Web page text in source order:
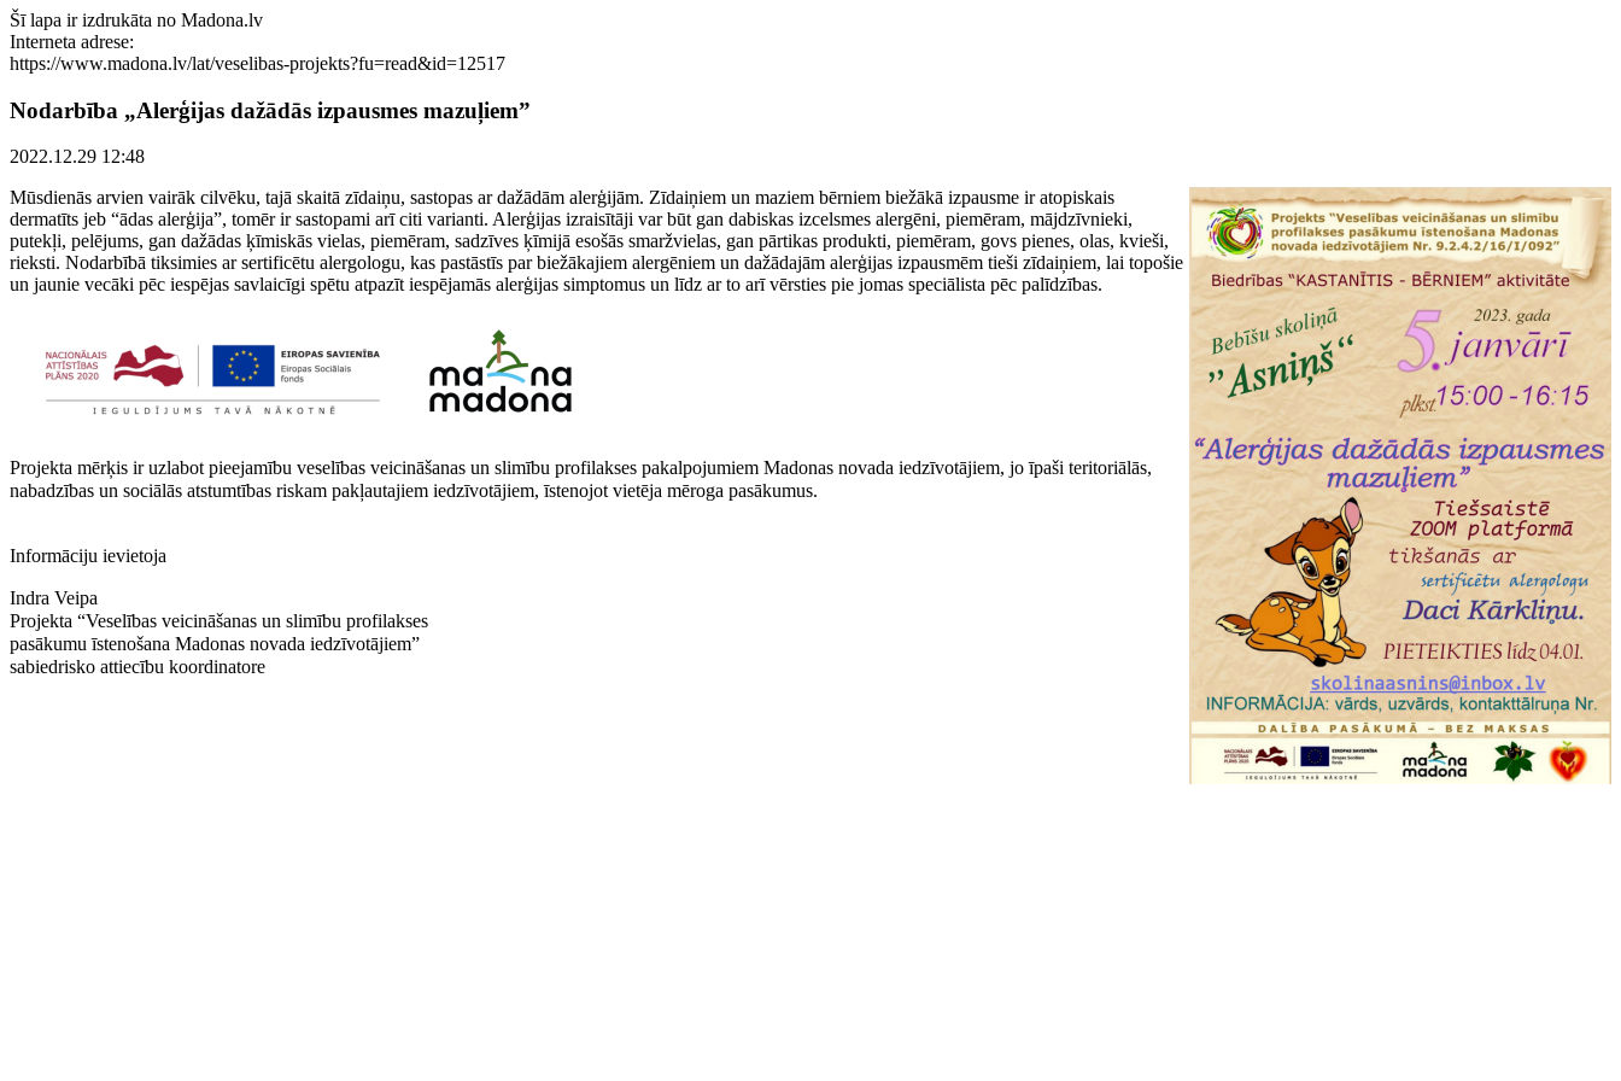
Šī lapa ir izdrukāta no Madona.lv
Interneta adrese:
https://www.madona.lv/lat/veselibas-projekts?fu=read&id=12517
Nodarbība „Alerģijas dažādās izpausmes mazuļiem”
2022.12.29 12:48
Mūsdienās arvien vairāk cilvēku, tajā skaitā zīdaiņu, sastopas ar dažādām alerģijām. Zīdaiņiem un maziem bērniem biežākā izpausme ir atopiskais
dermatīts jeb “ādas alerģija”, tomēr ir sastopami arī citi varianti. Alerģijas izraisītāji var būt gan dabiskas izcelsmes alergēni, piemēram, mājdzīvnieki,
putekļi, pelējums, gan dažādas ķīmiskās vielas, piemēram, sadzīves ķīmijā esošās smaržvielas, gan pārtikas produkti, piemēram, govs pienes, olas, kvieši,
rieksti. Nodarbībā tiksimies ar sertificētu alergologu, kas pastāstīs par biežākajiem alergēniem un dažādajām alerģijas izpausmēm tieši zīdaiņiem, lai topošie
un jaunie vecāki pēc iespējas savlaicīgi spētu atpazīt iespējamās alerģijas simptomus un līdz ar to arī vērsties pie jomas speciālista pēc palīdzības.
Projekta mērķis ir uzlabot pieejamību veselības veicināšanas un slimību profilakses pakalpojumiem Madonas novada iedzīvotājiem, jo īpaši teritoriālās,
nabadzības un sociālās atstumtības riskam pakļautajiem iedzīvotājiem, īstenojot vietēja mēroga pasākumus.
Informāciju ievietoja
‌Indra Veipa
‌‌Projekta “Veselības veicināšanas un slimību profilakses
‌pasākumu īstenošana Madonas novada iedzīvotājiem”
‌sabiedrisko attiecību koordinatore